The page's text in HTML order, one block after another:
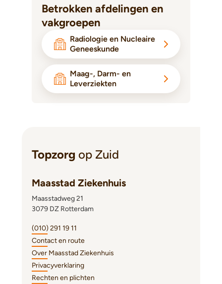
Betrokken afdelingen en
vakgroepen
Radiologie en Nucleaire
Geneeskunde
Maag-, Darm- en
Leverziekten
Topzorg op Zuid
Maasstad Ziekenhuis
Maasstadweg 21
3079 DZ Rotterdam
(010) 291 19 11
Contact en route
Over Maasstad Ziekenhuis
Privacyverklaring
Rechten en plichten